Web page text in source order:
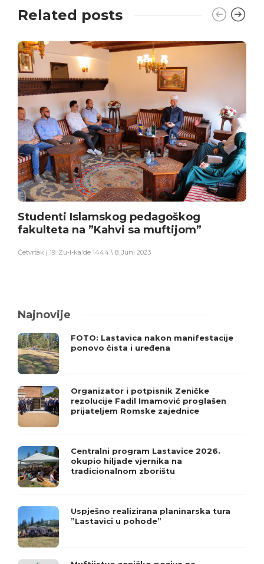
Related posts
Studenti Islamskog pedagoškog
fakulteta na ”Kahvi sa muftijom”
Četvrtak | 19. Zu-l-ka'de 1444 \ 8. Juni 2023
Najnovije
FOTO: Lastavica nakon manifestacije
ponovo čista i uređena
Organizator i potpisnik Zeničke
rezolucije Fadil Imamović proglašen
prijateljem Romske zajednice
Centralni program Lastavice 2026.
okupio hiljade vjernika na
tradicionalnom zborištu
Uspješno realizirana planinarska tura
”Lastavici u pohode”